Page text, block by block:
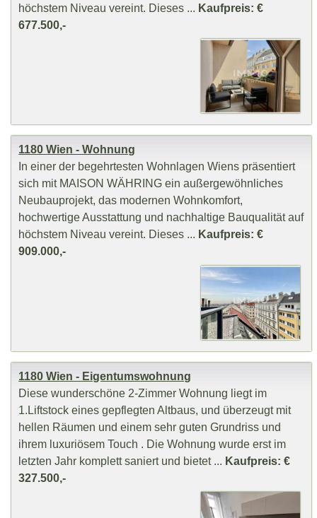
höchstem Niveau vereint. Dieses ... Kaufpreis: €
677.500,-
1180 Wien - Wohnung
In einer der begehrtesten Wohnlagen Wiens präsentiert
sich mit MAISON WÄHRING ein außergewöhnliches
Neubauprojekt, das modernen Wohnkomfort,
hochwertige Ausstattung und nachhaltige Bauqualität auf
höchstem Niveau vereint. Dieses ... Kaufpreis: €
909.000,-
1180 Wien - Eigentumswohnung
Diese wunderschöne 2-Zimmer Wohnung liegt im
1.Liftstock eines gepflegten Altbaus, und überzeugt mit
hellen Räumen und einem sehr guten Grundriss und
ihrem luxuriösem Touch . Die Wohnung wurde erst im
letzten Jahr komplett saniert und bietet ... Kaufpreis: €
327.500,-